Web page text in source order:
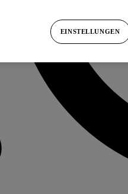
EINSTELLUNGEN